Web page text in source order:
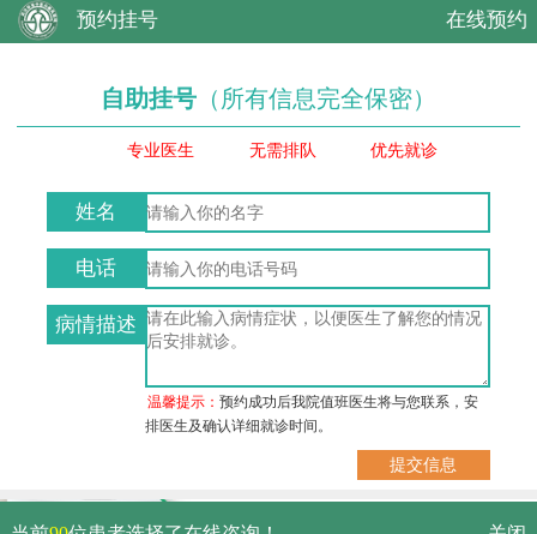
预约挂号 在线预约
自助挂号 （所有信息完全保密）
专业医生 无需排队 优先就诊
姓名
电话
病情描述
温馨提示：预约成功后我院值班医生将与您联系，安
排医生及确认详细就诊时间。
武汉市硚口区解放大道479号